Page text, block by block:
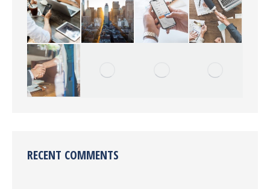
RECENT COMMENTS